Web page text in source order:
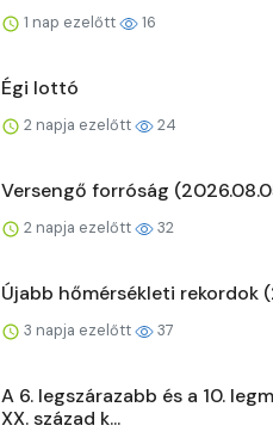
1 nap ezelőtt 16
Égi lottó
2 napja ezelőtt 24
Versengő forróság
2 napja ezelőtt 32
Újabb hőmérsékleti rekordok
3 napja ezelőtt 37
A 6. legszárazabb és a 10.
XX. század k...